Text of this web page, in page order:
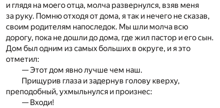
и глядя на моего отца, молча развернулся, взяв меня
за руку. Помню отходя от дома, я так и нечего не сказав,
своим родителям напоследок. Мы шли молча всю
дорогу, пока не дошли до дома, где жил пастор и его сын.
Дом был одним из самых больших в округе, и я это
отметил:
— Этот дом явно лучше чем наш.
Прищурив глаза и задернув голову кверху,
преподобный, ухмыльнулся и произнес:
— Входи!